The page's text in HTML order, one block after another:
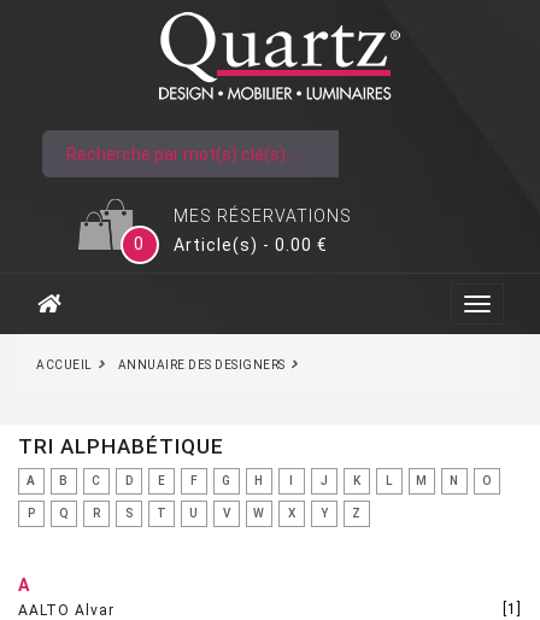
MES RÉSERVATIONS
0
Article(s) - 0.00 €
ACCUEIL ANNUAIRE DES DESIGNERS
TRI ALPHABÉTIQUE
A B C D E F G H J K M N O
P Q R S T U V W X Y Z
A
AALTO Alvar
[1]